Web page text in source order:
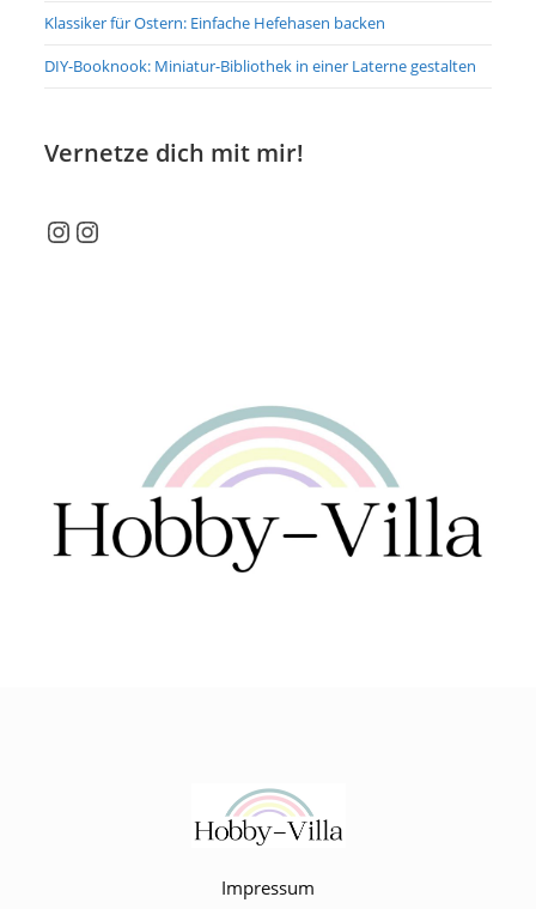
Klassiker für Ostern: Einfache Hefehasen backen
DIY-Booknook: Miniatur-Bibliothek in einer Laterne gestalten
Vernetze dich mit mir!
Instagram
Instagram
Impressum